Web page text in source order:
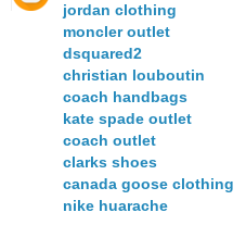
jordan clothing
moncler outlet
dsquared2
christian louboutin
coach handbags
kate spade outlet
coach outlet
clarks shoes
canada goose clothing
nike huarache